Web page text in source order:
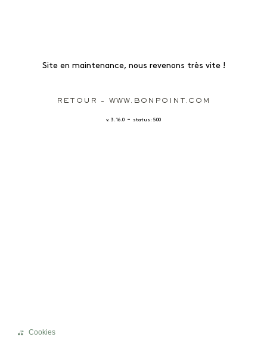
Site en maintenance, nous revenons très vite !
RETOUR - WWW.BONPOINT.COM
v. 3.16.0 - status: 500